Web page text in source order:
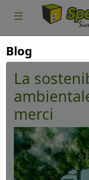
Blog
La
merci